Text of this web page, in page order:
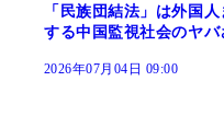
「民族団結法」は外国
する中国監視社会のヤバ
2026年07月04日 09:00